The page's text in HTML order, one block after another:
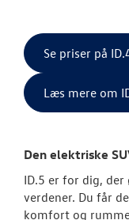
Se priser på
Læs mere om
Den elektriske
ID.5 er for dig,
verdener. Du får
komfort og